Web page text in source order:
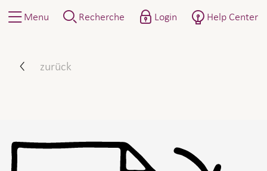
Menu Recherche Login Help Center
zurück